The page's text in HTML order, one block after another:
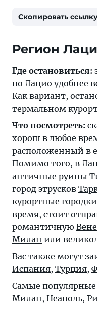
Скопировать
Регион
Где остановиться:
по Лацио удобнее
Как вариант,
термальном
Что посмотреть:
хорош в любое
расположенный в
Помимо того, в
античные руины
город этрусков
курортные городки
время, стоит
романтичную
Милан или
Вас также могут
Испания, Турция,
Самые популярные
Милан, Неаполь,